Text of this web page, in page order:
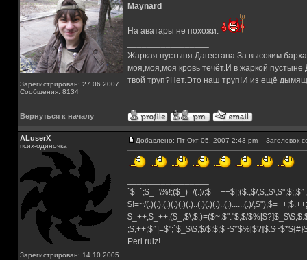
Зарегистрирован: 27.06.2007
Сообщения: 8134
Maynard
На аватары не похожи.
Жаркая пустыня Дагестана.За высоким
моя,моя,моя кровь течёт.И в жаркой
твой труп?Нет.Это наш труп!И из ещё
Вернуться к началу
ALuserX
псих-одиночка
Зарегистрирован: 14.10.2005
Добавлено: Пт Окт 05, 2007 2:43 pm Заголовок
`$=`;$_=\%!;($_)=/(.)/;$==++$|;($.,$/
$!=~/(.)(.).(.)(.)(.)(.)..(.)(.)(.)..(.)......(.)/
$_++;$_++;($_,$\,$,)=($~.$"."$;$/
;$,++;$^|=$";`$_$\$,$/
Perl rulz!